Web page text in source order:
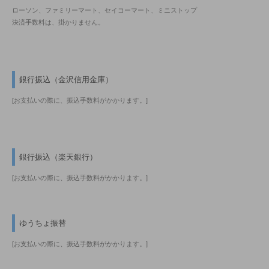
ローソン、ファミリーマート、セイコーマート、ミニストップ
決済手数料は、掛かりません。
銀行振込（金沢信用金庫）
[お支払いの際に、振込手数料がかかります。]
銀行振込（楽天銀行）
[お支払いの際に、振込手数料がかかります。]
ゆうちょ振替
[お支払いの際に、振込手数料がかかります。]